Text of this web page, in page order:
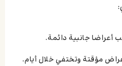
أعراضا جانبية دائمة.
مؤقتة وتختفي خلال أيام.